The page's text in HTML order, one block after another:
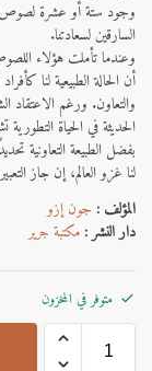
وجود ستة أو عشرة لصوص،
السارقين لسعادتنا.
وعندما تأملت هؤلاء
أن الحالة الطبيعية لنا
والتعاون. ورغم الاعتقاد
الحديثة في الحياة
بفضل الطبيعة التعاونية
لنا غزو العالم، إن جاز
المؤلف :جون إزو
دار النشر :مكتبة جرير
متوفر في المخزون